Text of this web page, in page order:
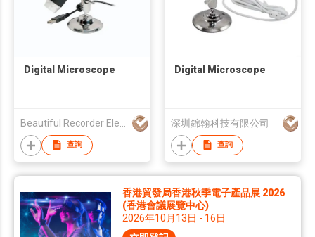
Digital Microscope
查詢
Digital Microscope
深圳錦翰科技有限公司
查詢
香港貿發局香港秋季電子產品展 2026
(香港會議展覽中心)
2026年10月13日 - 16日